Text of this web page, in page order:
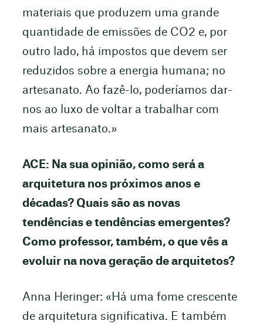
materiais que produzem uma grande
quantidade de emissões de CO2 e, por
outro lado, há impostos que devem ser
reduzidos sobre a energia humana; no
artesanato. Ao fazê-lo, poderíamos dar-
nos ao luxo de voltar a trabalhar com
mais artesanato.»
ACE: Na sua opinião, como será a
arquitetura nos próximos anos e
décadas? Quais são as novas
tendências e tendências emergentes?
Como professor, também, o que vês a
evoluir na nova geração de arquitetos?
Anna Heringer: «Há uma fome crescente
de arquitetura significativa. E também